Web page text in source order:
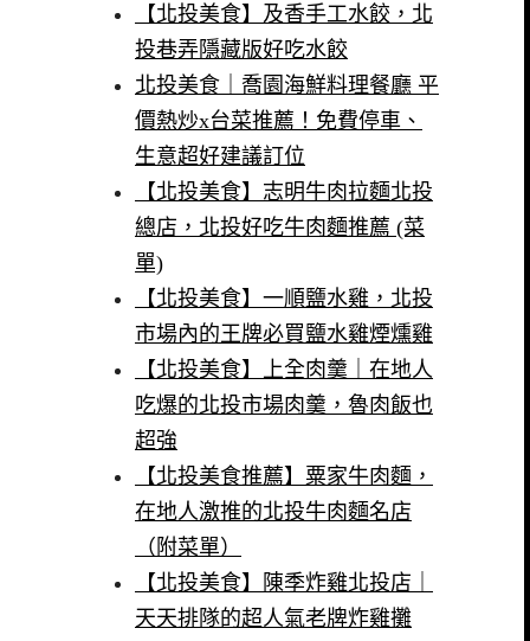
【北投美食】及香手工水餃，北
投巷弄隱藏版好吃水餃
北投美食｜喬園海鮮料理餐廳 平
價熱炒x台菜推薦！免費停車、
生意超好建議訂位
【北投美食】志明牛肉拉麵北投
總店，北投好吃牛肉麵推薦 (菜
單)
【北投美食】一順鹽水雞，北投
市場內的王牌必買鹽水雞煙燻雞
【北投美食】上全肉羹｜在地人
吃爆的北投市場肉羹，魯肉飯也
超強
【北投美食推薦】粟家牛肉麵，
在地人激推的北投牛肉麵名店
（附菜單）
【北投美食】陳季炸雞北投店｜
天天排隊的超人氣老牌炸雞攤